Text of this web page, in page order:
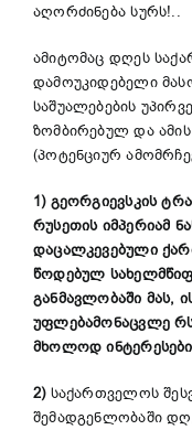
აღორძინება სურს!..
ამიტომაც დღეს
დამოუკიდებელი
საშუალებების
ზომბირებულ და
(პოტენციურ
1) გეორგიევსკის
რუსეთის იმპერიამ
დაცალკევებული
წოდებულ
განმავლობაში მას,
უფლებამონაცვლე
მხოლოდ
2)საქართველოს
შემადგენლობაში